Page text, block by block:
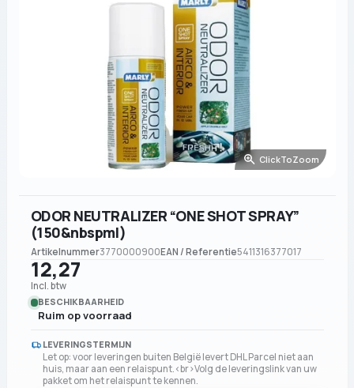
ClickToZoom
ODOR NEUTRALIZER “ONE SHOT SPRAY”
(150&nbspml)
Artikelnummer3770000900EAN / Referentie5411316377017
12,27
Incl. btw
BESCHIKBAARHEID
Ruim op voorraad
LEVERINGSTERMIJN
Let op: voor leveringen buiten België levert DHL Parcel niet aan
huis, maar aan een relaispunt.<br>Volg de leveringslink van uw
pakket om het relaispunt te kennen.